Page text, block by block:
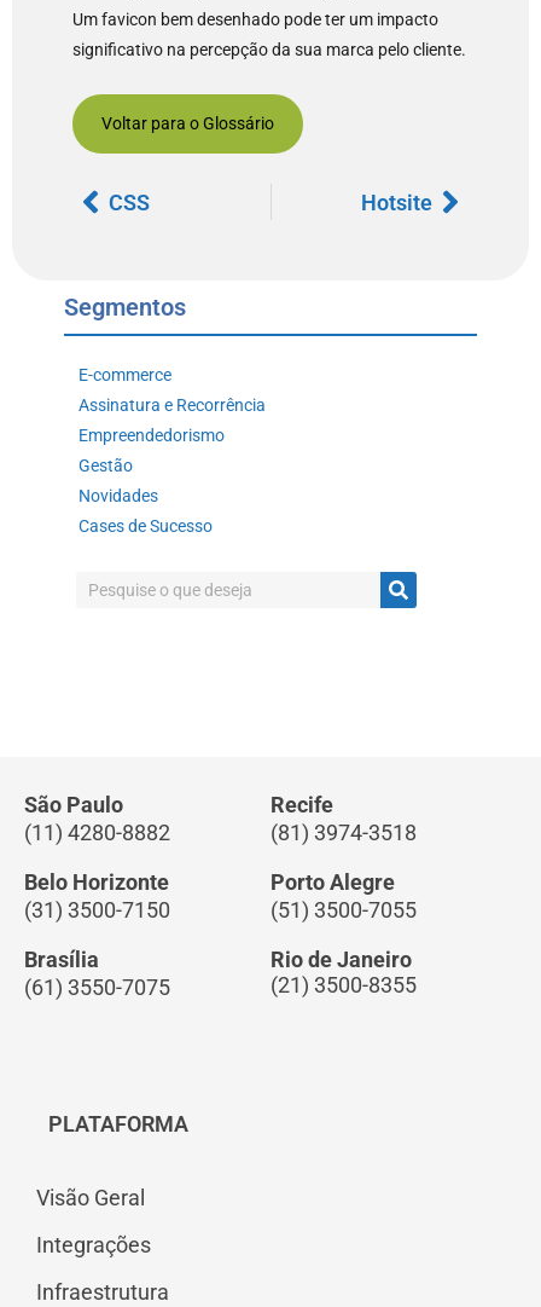
Um favicon bem desenhado pode ter um impacto
significativo na percepção da sua marca pelo cliente.
Voltar para o Glossário
CSS Hotsite
Segmentos
E-commerce
Assinatura e Recorrência
Empreendedorismo
Gestão
Novidades
Cases de Sucesso
São Paulo
(11) 4280-8882
Recife
(81) 3974-3518
Belo Horizonte
(31) 3500-7150
Porto Alegre
(51) 3500-7055
Brasília
(61) 3550-7075
Rio de Janeiro
(21) 3500-8355
PLATAFORMA
Visão Geral
Integrações
Infraestrutura